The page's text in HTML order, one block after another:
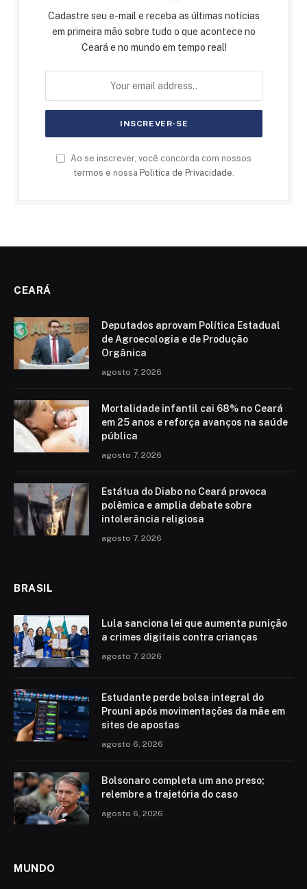
Cadastre seu e-mail e receba as últimas notícias
em primeira mão sobre tudo o que acontece no
Ceará e no mundo em tempo real!
Ao se inscrever, você concorda com nossos
termos e nossa Politica de Privacidade
CEARÁ
Deputados aprovam Política Estadual
de Agroecologia e de Produção
Orgânica
agosto 7, 2026
Mortalidade infantil cai 68% no Ceará
em 25 anos e reforça avanços na saúde
pública
agosto 7, 2026
Estátua do Diabo no Ceará provoca
polêmica e amplia debate sobre
intolerância religiosa
agosto 7, 2026
BRASIL
Lula sanciona lei que aumenta punição
a crimes digitais contra crianças
agosto 7, 2026
Estudante perde bolsa integral do
Prouni após movimentações da mãe em
sites de apostas
agosto 6, 2026
Bolsonaro completa um ano preso;
relembre a trajetória do caso
agosto 6, 2026
MUNDO